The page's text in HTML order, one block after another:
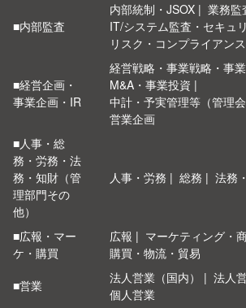
■内部監査
内部統制・JSOX
業務監
IT/システム監査・セキュ
リスク・コンプライアンス
■経営企画・
事業企画・IR
経営戦略・事業戦略・事
M&A・事業投資
中計・予実管理等（管理会
営業企画
■人事・総
務・労務・法
務・知財（管
理部門その
他）
人事・労務 総務 法務
■広報・マー
ケ・購買
広報
マーケティング・
購買・物流・貿易
■営業
法人営業（国内）
法人
個人営業